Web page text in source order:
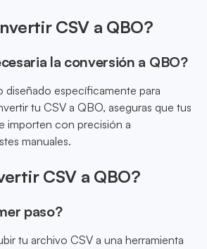
CSV a QBO?
la conversión a QBO?
diseñado específicamente para
tu CSV a QBO, aseguras que tus
importen con precisión a
manuales.
CSV a QBO?
paso?
tu archivo CSV a una herramienta